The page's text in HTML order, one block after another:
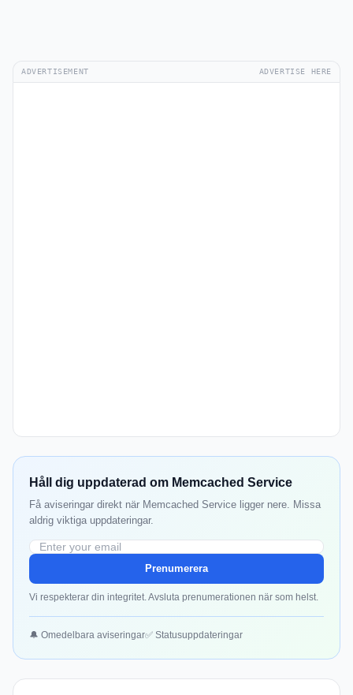
ADVERTISEMENT ADVERTISE HERE
Håll dig uppdaterad om Memcached Service
Få aviseringar direkt när Memcached Service ligger nere. Missa
aldrig viktiga uppdateringar.
Prenumerera
Vi respekterar din integritet. Avsluta prenumerationen när som helst.
🔔 Omedelbara aviseringar✅ Statusuppdateringar